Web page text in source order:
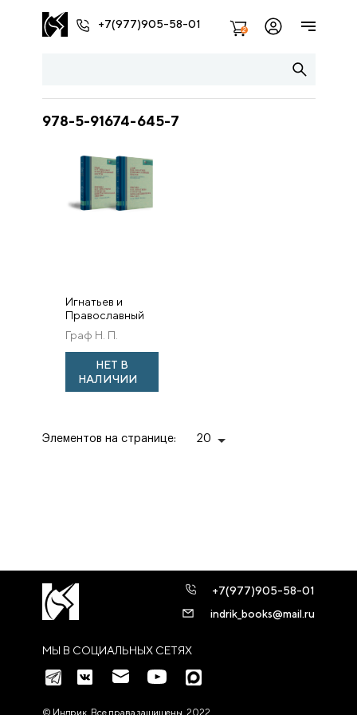
+7(977)905-58-01 2
978-5-91674-645-7
Игнатьев и
Православный
Восток. Том 3.
Часть 1. Письма
Н. П. Игнатьева к
отцу из
Константинополя.
Граф Н. П.
НЕТ В
НАЛИЧИИ
Элементов на странице: 20
МЫ В СОЦИАЛЬНЫХ СЕТЯХ
+7(977)905-58-01
indrik_books@mail.ru
© Индрик. Все права защищены, 2022